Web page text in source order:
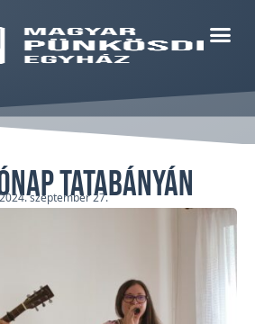
Tatabányán
szeptember 27.